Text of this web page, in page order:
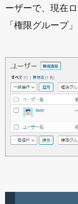
ーザーで、現在
「権限グループ